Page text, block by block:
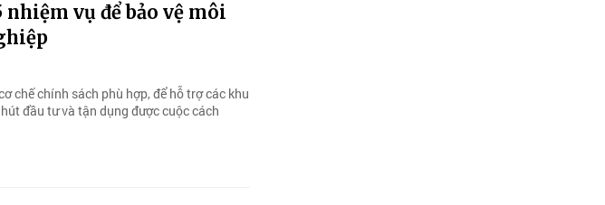
nhiệm vụ để bảo vệ môi
chế chính sách phù hợp, để hỗ trợ các khu
đầu tư và tận dụng được cuộc cách